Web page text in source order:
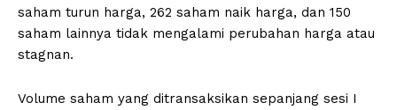
saham turun harga, 262 saham naik harga, dan 150
saham lainnya tidak mengalami perubahan harga atau
stagnan.
Volume saham yang ditransaksikan sepanjang sesi I